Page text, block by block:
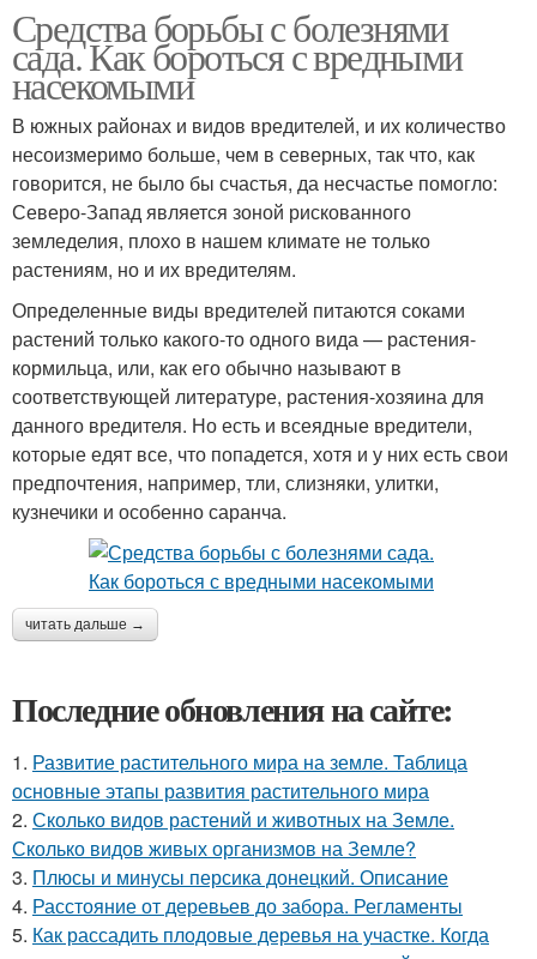
Средства борьбы с болезнями
сада. Как бороться с вредными
насекомыми
В южных районах и видов вредителей, и их количество
несоизмеримо больше, чем в северных, так что, как
говорится, не было бы счастья, да несчастье помогло:
Северо-Запад является зоной рискованного
земледелия, плохо в нашем климате не только
растениям, но и их вредителям.
Определенные виды вредителей питаются соками
растений только какого-то одного вида — растения-
кормильца, или, как его обычно называют в
соответствующей литературе, растения-хозяина для
данного вредителя. Но есть и всеядные вредители,
которые едят все, что попадется, хотя и у них есть свои
предпочтения, например, тли, слизняки, улитки,
кузнечики и особенно саранча.
читать дальше →
Последние обновления на сайте:
1. Развитие растительного мира на земле. Таблица
основные этапы развития растительного мира
2. Сколько видов растений и животных на Земле.
Сколько видов живых организмов на Земле?
3. Плюсы и минусы персика донецкий. Описание
4. Расстояние от деревьев до забора. Регламенты
5. Как рассадить плодовые деревья на участке. Когда